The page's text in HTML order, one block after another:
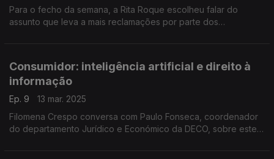
Para o fecho da semana, a Rita Roque escolheu falar do
assunto que leva a mais reclamações por parte dos
Consumidor: inteligência artificial e direito à
informação
Ep. 9
13 mar. 2025
Filomena Crespo conversa com Paulo Fonseca, coordenador
do departamento Jurídico e Económico da DECO, sobre este